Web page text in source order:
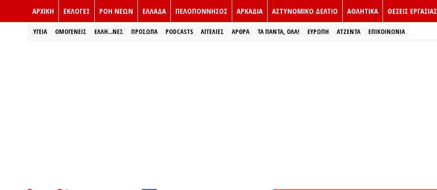
ΑΡΧΙΚΗ ΕΚΛΟΓΈΣ ΡΟΗ ΝΕΩΝ ΕΛΛΑΔΑ ΠΕΛΟΠΟΝΝΗΣΟΣ ΑΡΚΑΔΙΑ ΑΣΤΥΝΟΜΙΚΟ ΔΕΛΤΙΟ ΑΘΛΗΤΙΚΑ ΘΕΣΕΙΣ ΕΡΓΑΣΙΑΣ
ΥΓΕΙΑ ΟΜΟΓΕΝΕΙΣ ΈΛΛΗ...ΝΕΣ ΠΡΌΣΩΠΑ PODCASTS ΑΓΓΕΛΙΕΣ ΑΡΘΡΑ ΤΑ ΠΑΝΤΑ, ΟΛΑ! ΕΥΡΏΠΗ ΑΤΖΕΝΤΑ ΕΠΙΚΟΙΝΩΝΙΑ